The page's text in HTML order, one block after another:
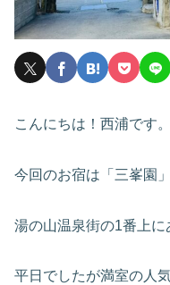
こんにちは！西浦です。
今回のお宿は「三峯園
湯の山温泉街の1番上に
平日でしたが満室の人